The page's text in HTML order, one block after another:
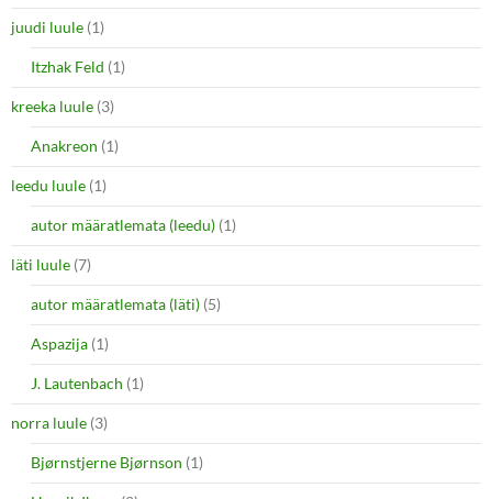
juudi luule (1)
Itzhak Feld (1)
kreeka luule (3)
Anakreon (1)
leedu luule (1)
autor määratlemata (leedu) (1)
läti luule (7)
autor määratlemata (läti) (5)
Aspazija (1)
J. Lautenbach (1)
norra luule (3)
Bjørnstjerne Bjørnson (1)